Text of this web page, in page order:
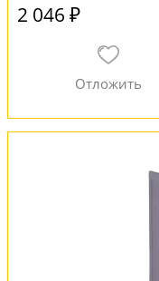
2 046 ₽